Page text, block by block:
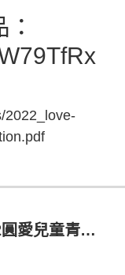
2022_love-
2022圓愛兒童青少年社區生活營輔導計畫